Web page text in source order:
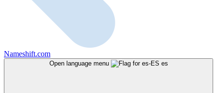
Nameshift.com
Open language menu es